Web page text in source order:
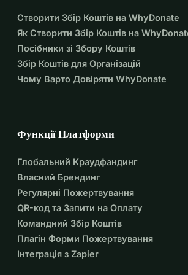
Оцінка глибокої стимуляції мозку
де ля Тюрета https://autsider.net/2023/
van-deep-brain-stimulation-bij-tourette/
Глибока мозкова стимуляція для
Техніки та результати DBS
пожертва означає більше, ніж ви
Якщо ви хочете зробити ще один
зробити на наступний рахунок:
BE83733079422115
Створити Збір Коштів на WhyDonate
Як Створити Збір Коштів на
Посібники зі Збору Коштів
Збір Коштів для Організацій
Чому Варто Довіряти WhyDonate
Функції Платформи
Глобальний Краудфандинг
Власний Брендинг
Регулярні Пожертвування
QR-код та Запити на Оплату
Командний Збір Коштів
Плагін Форми Пожертвування
Інтеграція з Zapier